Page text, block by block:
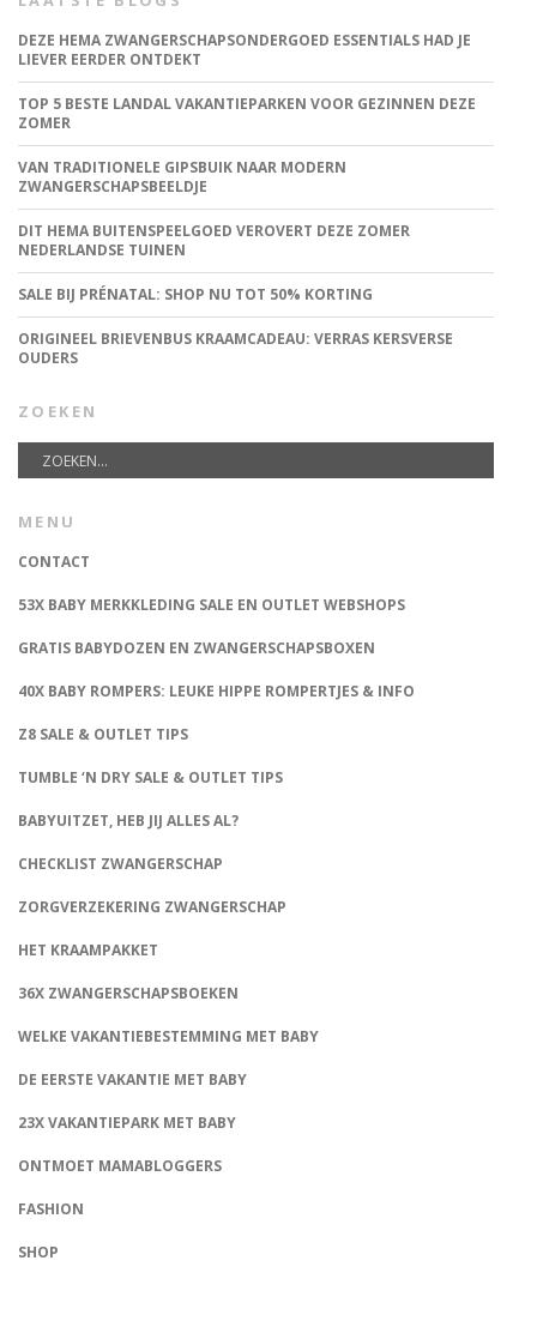
DEZE HEMA ZWANGERSCHAPSONDERGOED ESSENTIALS HAD JE
LIEVER EERDER ONTDEKT
TOP 5 BESTE LANDAL VAKANTIEPARKEN VOOR GEZINNEN DEZE
ZOMER
VAN TRADITIONELE GIPSBUIK NAAR MODERN
ZWANGERSCHAPSBEELDJE
DIT HEMA BUITENSPEELGOED VEROVERT DEZE ZOMER
NEDERLANDSE TUINEN
SALE BIJ PRÉNATAL: SHOP NU TOT 50% KORTING
ORIGINEEL BRIEVENBUS KRAAMCADEAU: VERRAS KERSVERSE
OUDERS
ZOEKEN
MENU
CONTACT
53X BABY MERKKLEDING SALE EN OUTLET WEBSHOPS
GRATIS BABYDOZEN EN ZWANGERSCHAPSBOXEN
40X BABY ROMPERS: LEUKE HIPPE ROMPERTJES & INFO
Z8 SALE & OUTLET TIPS
TUMBLE ‘N DRY SALE & OUTLET TIPS
BABYUITZET, HEB JIJ ALLES AL?
CHECKLIST ZWANGERSCHAP
ZORGVERZEKERING ZWANGERSCHAP
HET KRAAMPAKKET
36X ZWANGERSCHAPSBOEKEN
WELKE VAKANTIEBESTEMMING MET BABY
DE EERSTE VAKANTIE MET BABY
23X VAKANTIEPARK MET BABY
ONTMOET MAMABLOGGERS
FASHION
SHOP